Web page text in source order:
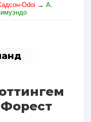
Оdoi → А.
Форест